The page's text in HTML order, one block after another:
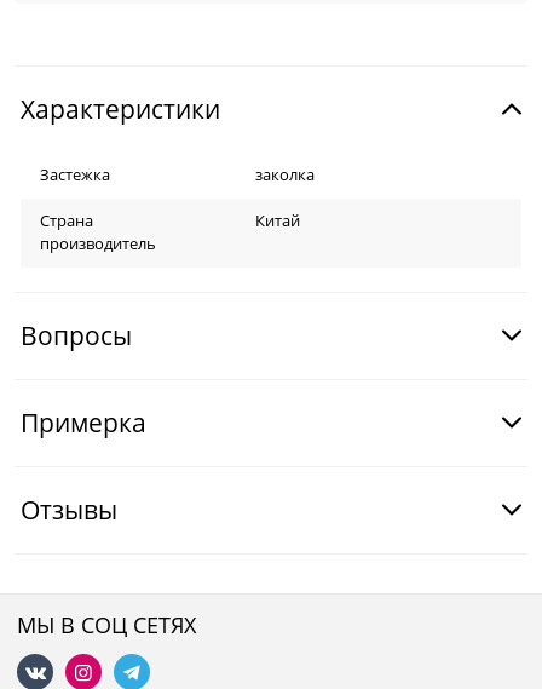
Характеристики
Застежка заколка
Страна
производитель
Китай
Вопросы
Примерка
Отзывы
МЫ В СОЦ СЕТЯХ